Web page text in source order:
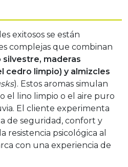
exitosos se están
complejas que combinan
maderas
cedro limpio) y almizcles
). Estos aromas simulan
el lino limpio o el aire puro
El cliente experimenta
de seguridad, confort y
resistencia psicológica al
con una experiencia de